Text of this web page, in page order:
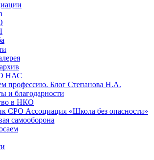
НАС
профессию. Блог Степанова Н.А.
и благодарности
в НКО
СРО Ассоциация «Школа без опасности»
самооборона